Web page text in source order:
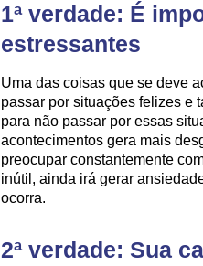
1ª verdade: É
estressantes
Uma das coisas que se deve
passar por situações felizes e
para não passar por essas
acontecimentos gera mais
preocupar constantemente
inútil, ainda irá gerar
ocorra.
2ª verdade: Sua